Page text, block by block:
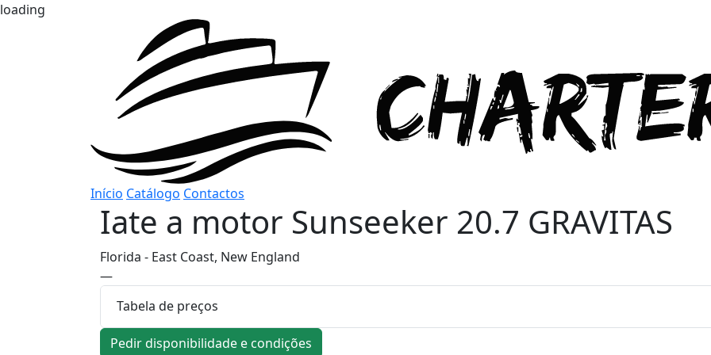
loading
Início Catálogo Contactos
Iate a motor Sunseeker 20.7 GRAVITAS
Florida - East Coast, New England
—
Tabela de preços
Pedir disponibilidade e condições